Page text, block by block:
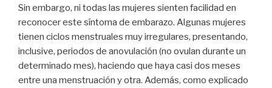
Sin embargo, ni todas las mujeres sienten facilidad en
reconocer este síntoma de embarazo. Algunas mujeres
tienen ciclos menstruales muy irregulares, presentando,
inclusive, periodos de anovulación (no ovulan durante un
determinado mes), haciendo que haya casi dos meses
entre una menstruación y otra. Además, como explicado